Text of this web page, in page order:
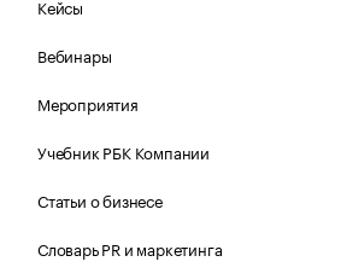
Кейсы
Вебинары
Мероприятия
Учебник РБК Компании
Статьи о бизнесе
Словарь PR и маркетинга